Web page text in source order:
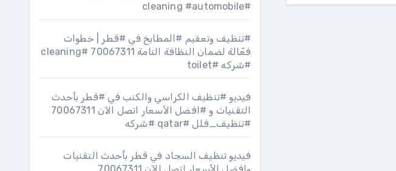
#cleaning #automobile
#تنظيف وتعقيم #المطابخ في #قطر | خطوات
فعّالة لضمان النظافة التامة 70067311 #cleaning
#شركه #toilet
فيديو #تنظيف الكراسي والكنب في #قطر بأحدث
التقنيات و #افضل الأسعار اتصل الآن 70067311
#تنظيف_فلل #qatar #شركه
فيديو تنظيف السجاد في قطر بأحدث التقنيات